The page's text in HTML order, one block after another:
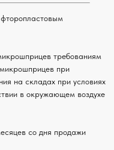
требованиям
при
на складах при условиях
в окружающем воздухе
со дня продажи